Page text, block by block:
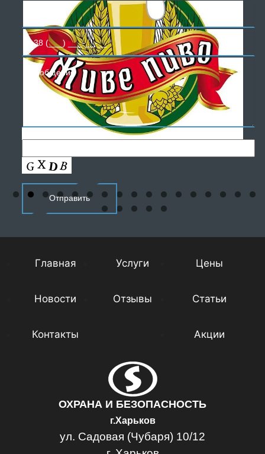
Главная Услуги Цены
Новости Отзывы Статьи
Контакты Акции
ОХРАНА И БЕЗОПАСНОСТЬ
г.Харьков
ул. Садовая (Чубаря) 10/12